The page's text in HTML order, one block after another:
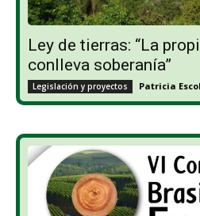
Ley de tierras: “La
conlleva soberanía”
Legislación y proyectos Patricia